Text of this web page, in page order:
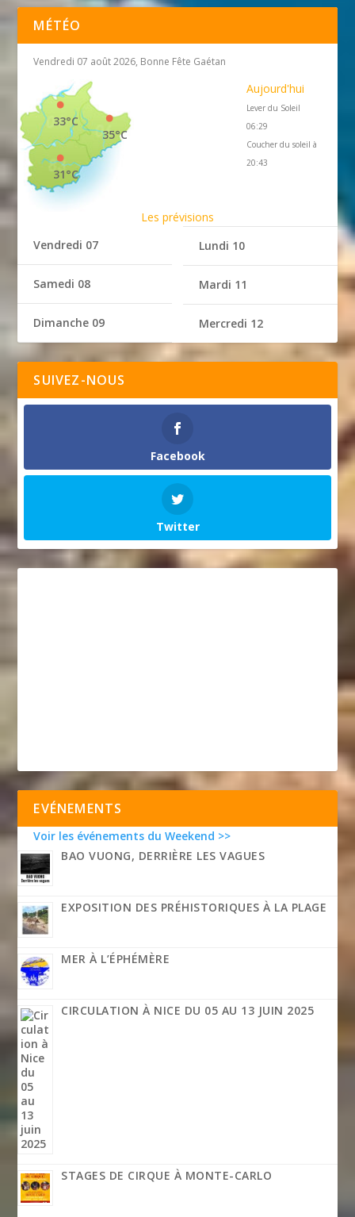
MÉTÉO
Vendredi 07 août 2026, Bonne Fête Gaétan
35°C
33°C
31°C
Aujourd'hui
Lever du Soleil
06:29
Coucher du soleil à
20:43
Les prévisions
Vendredi 07
Samedi 08
Dimanche 09
Lundi 10
Mardi 11
Mercredi 12
SUIVEZ-NOUS
Facebook
Twitter
EVÉNEMENTS
Voir les événements du Weekend >>
BAO VUONG, DERRIÈRE LES VAGUES
EXPOSITION DES PRÉHISTORIQUES À LA PLAGE
MER À L’ÉPHÉMÈRE
CIRCULATION À NICE DU 05 AU 13 JUIN 2025
STAGES DE CIRQUE À MONTE-CARLO